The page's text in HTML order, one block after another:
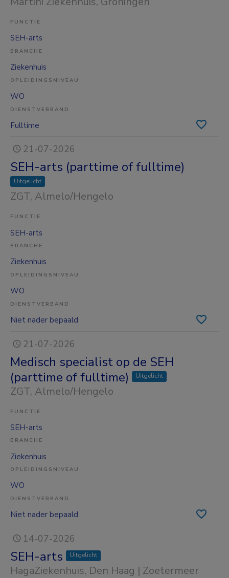
FUNCTIE
SEH-arts
BRANCHE
Ziekenhuis
OPLEIDINGSNIVEAU
WO
DIENSTVERBAND
Fulltime
21-07-2026
SEH-arts (parttime of fulltime)
Uitgelicht
ZGT, Almelo/Hengelo
FUNCTIE
SEH-arts
BRANCHE
Ziekenhuis
OPLEIDINGSNIVEAU
WO
DIENSTVERBAND
Niet nader bepaald
21-07-2026
Medisch specialist op de SEH
(parttime of fulltime)
Uitgelicht
ZGT, Almelo/Hengelo
FUNCTIE
SEH-arts
BRANCHE
Ziekenhuis
OPLEIDINGSNIVEAU
WO
DIENSTVERBAND
Niet nader bepaald
14-07-2026
SEH-arts Uitgelicht
HagaZiekenhuis, Den Haag | Zoetermeer